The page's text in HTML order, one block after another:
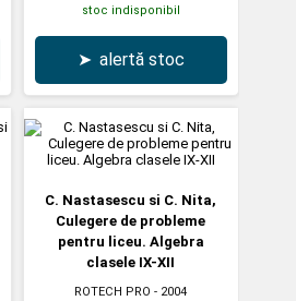
stoc indisponibil
➤ alertă stoc
C. Nastasescu si C. Nita,
Culegere de probleme
pentru liceu. Algebra
clasele IX-XII
ROTECH PRO - 2004